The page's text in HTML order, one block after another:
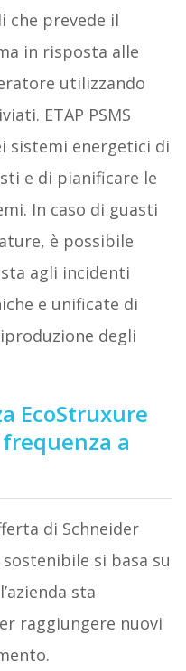
che prevede il
in risposta alle
utilizzando
ETAP PSMS
sistemi energetici di
e di pianificare le
In caso di guasti
è possibile
agli incidenti
e unificate di
degli
EcoStruxure
a
di Schneider
si basa su
sta
raggiungere nuovi